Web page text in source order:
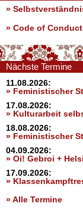
»
» Code of
Nächste Termine
11.08.2026:
» Feministischer
17.08.2026:
» Kulturarbeit
18.08.2026:
» Feministischer
04.09.2026:
» Oi! Gebroi +
17.09.2026:
»
» Alle Termine